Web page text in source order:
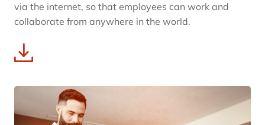
via the internet, so that employees can work and
collaborate from anywhere in the world.